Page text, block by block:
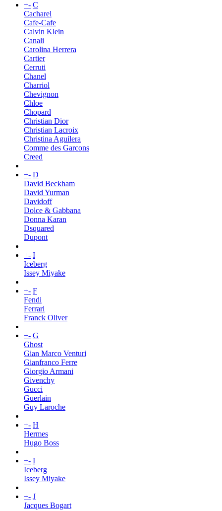
+- C
Cacharel
Cafe-Cafe
Calvin Klein
Canali
Carolina Herrera
Cartier
Cerruti
Chanel
Charriol
Chevignon
Chloe
Chopard
Christian Dior
Christian Lacroix
Christina Aguilera
Comme des Garcons
Creed
+- D
David Beckham
David Yurman
Davidoff
Dolce & Gabbana
Donna Karan
Dsquared
Dupont
+- I
Iceberg
Issey Miyake
+- F
Fendi
Ferrari
Franck Oliver
+- G
Ghost
Gian Marco Venturi
Gianfranco Ferre
Giorgio Armani
Givenchy
Gucci
Guerlain
Guy Laroche
+- H
Hermes
Hugo Boss
+- I
Iceberg
Issey Miyake
+- J
Jacques Bogart